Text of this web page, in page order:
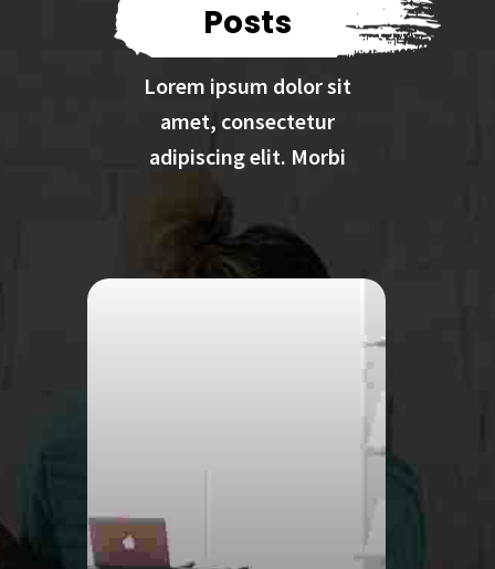
Posts
Lorem ipsum dolor sit
amet, consectetur
adipiscing elit. Morbi